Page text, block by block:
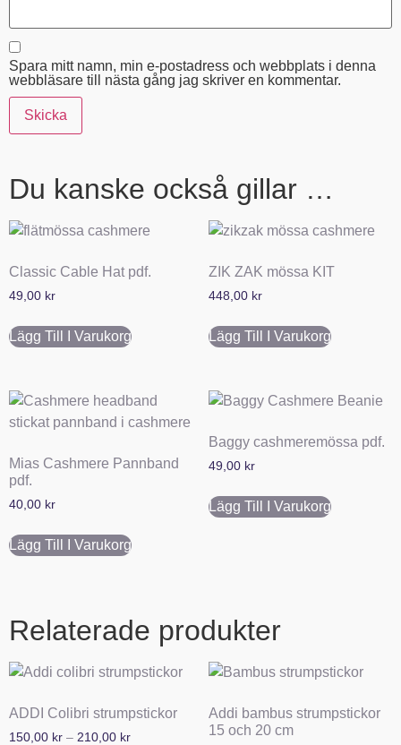
Spara mitt namn, min e-postadress och webbplats i denna
webbläsare till nästa gång jag skriver en kommentar.
Du kanske också gillar …
Classic Cable Hat pdf.
49,00 kr
Lägg Till I Varukorg
ZIK ZAK mössa KIT
448,00 kr
Lägg Till I Varukorg
Mias Cashmere Pannband
pdf.
40,00 kr
Lägg Till I Varukorg
Baggy cashmeremössa pdf.
49,00 kr
Lägg Till I Varukorg
Relaterade produkter
ADDI Colibri strumpstickor
150,00 kr – 210,00 kr
Addi bambus strumpstickor
15 och 20 cm